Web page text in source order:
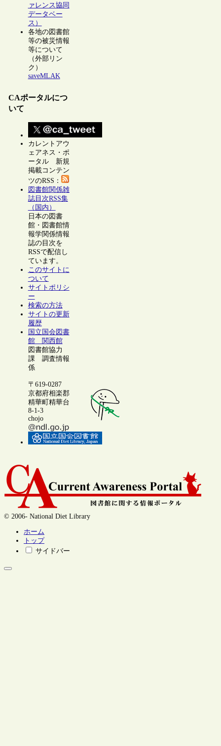
ァレンス協同
データベー
ス）
各地の図書館
等の被災情報
等について
（外部リン
ク）
saveMLAK
CAポータルにつ
いて
カレントアウ
ェアネス・ポ
ータル 新規
掲載コンテン
ツのRSS：
図書館関係雑
誌目次RSS集
（国内）
日本の図書
館・図書館情
報学関係情報
誌の目次を
RSSで配信し
ています。
このサイトに
ついて
サイトポリシ
ー
検索の方法
サイトの更新
履歴
国立国会図書
館 関西館
図書館協力
課 調査情報
係
〒619-0287
京都府相楽郡
精華町精華台
8-1-3
chojo
© 2006- National Diet Library
ホーム
トップ
サイドバー